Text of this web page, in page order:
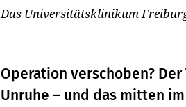
Das Universitätsklinikum
Operation verschoben?
Unruhe – und das mitten